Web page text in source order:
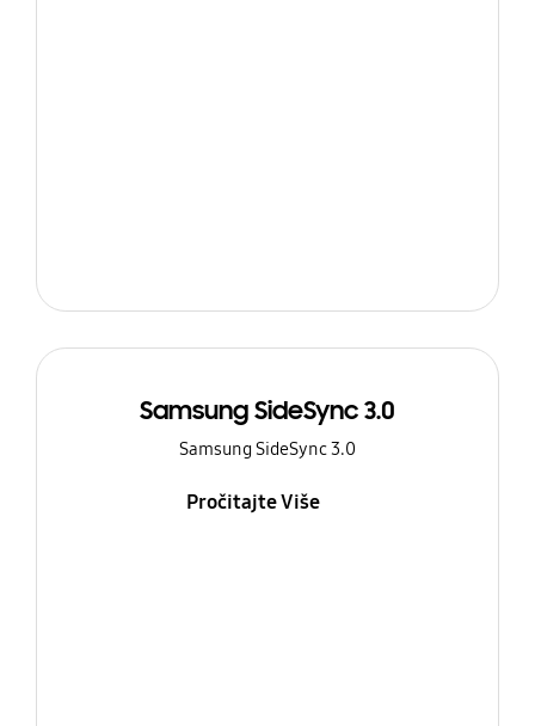
Samsung SideSync 3.0
Samsung SideSync 3.0
Pročitajte Više